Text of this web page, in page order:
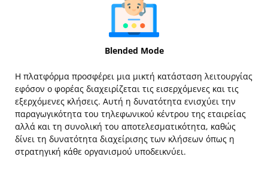
Blended Mode
Η πλατφόρμα προσφέρει μια μικτή κατάσταση λειτουργίας
εφόσον ο φορέας διαχειρίζεται τις εισερχόμενες και τις
εξερχόμενες κλήσεις. Αυτή η δυνατότητα ενισχύει την
παραγωγικότητα του τηλεφωνικού κέντρου της εταιρείας
αλλά και τη συνολική του αποτελεσματικότητα, καθώς
δίνει τη δυνατότητα διαχείρισης των κλήσεων όπως η
στρατηγική κάθε οργανισμού υποδεικνύει.